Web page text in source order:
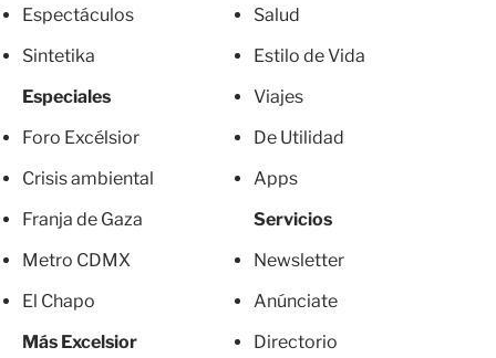
Espectáculos
Sintetika
Especiales
Foro Excélsior
Crisis ambiental
Franja de Gaza
Metro CDMX
El Chapo
Más Excelsior
Salud
Estilo de Vida
Viajes
De Utilidad
Apps
Servicios
Newsletter
Anúnciate
Directorio